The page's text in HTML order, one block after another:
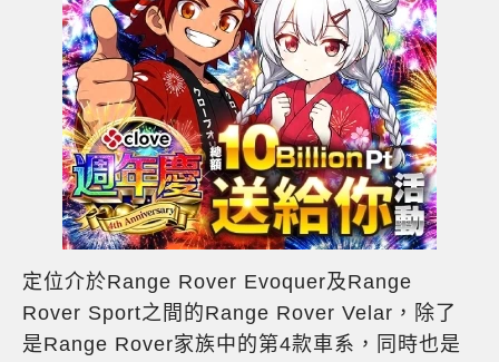
定位介於Range Rover Evoquer及Range
Rover Sport之間的Range Rover Velar，除了
是Range Rover家族中的第4款車系，同時也是